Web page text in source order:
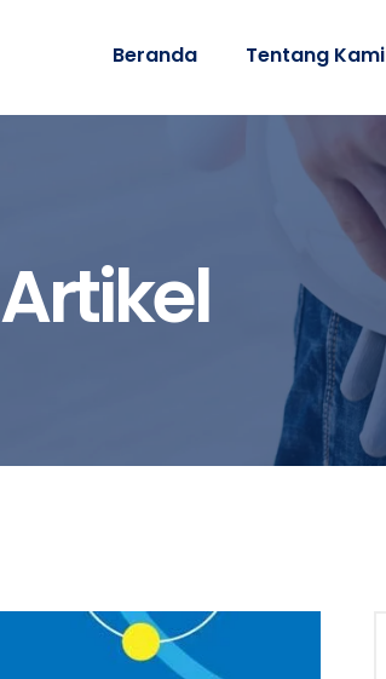
Beranda Tentang Kami
Artikel